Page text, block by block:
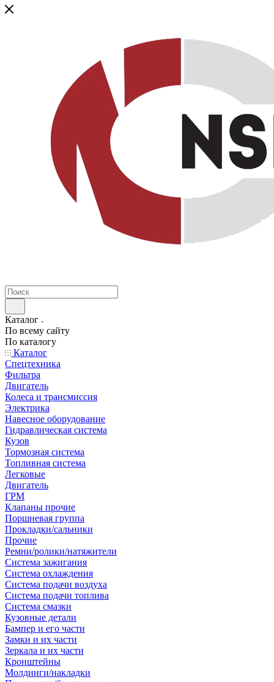
Каталог
По всему сайту
По каталогу
Каталог
Спецтехника
Фильтра
Двигатель
Колеса и трансмиссия
Электрика
Навесное оборудование
Гидравлическая система
Кузов
Тормозная система
Топливная система
Легковые
Двигатель
ГРМ
Клапаны прочие
Поршневая группа
Прокладки/сальники
Прочие
Ремни/ролики/натяжители
Система зажигания
Система охлаждения
Система подачи воздуха
Система подачи топлива
Система смазки
Кузовные детали
Бампер и его части
Замки и их части
Зеркала и их части
Кронштейны
Молдинги/накладки